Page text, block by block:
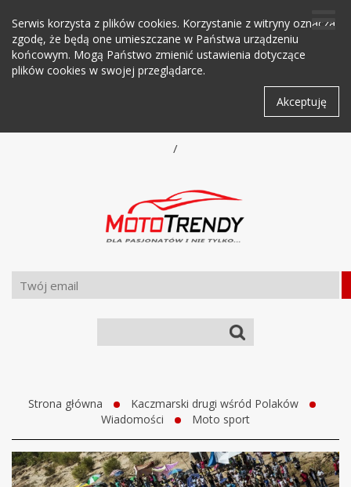
Serwis korzysta z plików cookies. Korzystanie z witryny oznacza
zgodę, że będą one umieszczane w Państwa urządzeniu
końcowym. Mogą Państwo zmienić ustawienia dotyczące
plików cookies w swojej przeglądarce.
Akceptuję
/
Strona główna
Kaczmarski drugi wśród Polaków
Wiadomości
Moto sport